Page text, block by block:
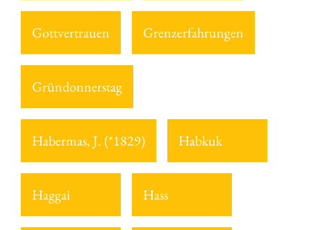
Gottvertrauen Grenzerfahrungen
Gründonnerstag
Habermas, J. (*1829) Habkuk
Haggai Hass